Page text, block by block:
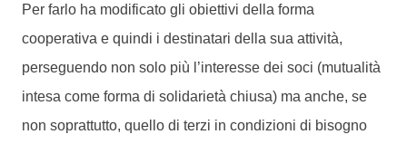
Per farlo ha modificato gli obiettivi della forma
cooperativa e quindi i destinatari della sua attività,
perseguendo non solo più l’interesse dei soci (mutualità
intesa come forma di solidarietà chiusa) ma anche, se
non soprattutto, quello di terzi in condizioni di bisogno